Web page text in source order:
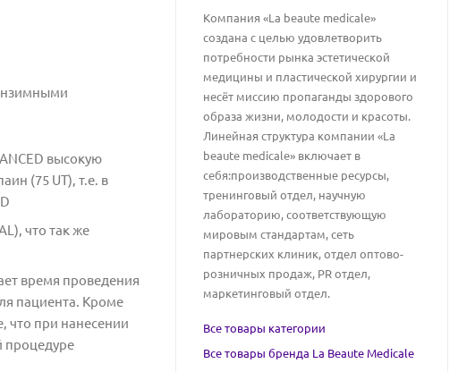
высокую
(75 UT), т.е. в
что так же
время проведения
пациента. Кроме
что при нанесении
процедуре
Компания «La beaute medicale»
создана с целью удовлетворить
потребности рынка эстетической
медицины и пластической хирургии и
несёт миссию пропаганды здорового
образа жизни, молодости и красоты.
Линейная структура компании «La
beaute medicale» включает в
себя:производственные ресурсы,
тренинговый отдел, научную
лабораторию, соответствующую
мировым стандартам, сеть
партнерских клиник, отдел оптово-
розничных продаж, PR отдел,
маркетинговый отдел.
Все товары категории
Все товары бренда La Beaute Medicale